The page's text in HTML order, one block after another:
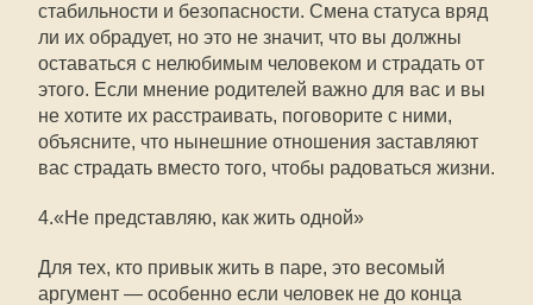
стабильности и безопасности. Смена статуса вряд
ли их обрадует, но это не значит, что вы должны
оставаться с нелюбимым человеком и страдать от
этого. Если мнение родителей важно для вас и вы
не хотите их расстраивать, поговорите с ними,
объясните, что нынешние отношения заставляют
вас страдать вместо того, чтобы радоваться жизни.
4.«Не представляю, как жить одной»
Для тех, кто привык жить в паре, это весомый
аргумент — особенно если человек не до конца